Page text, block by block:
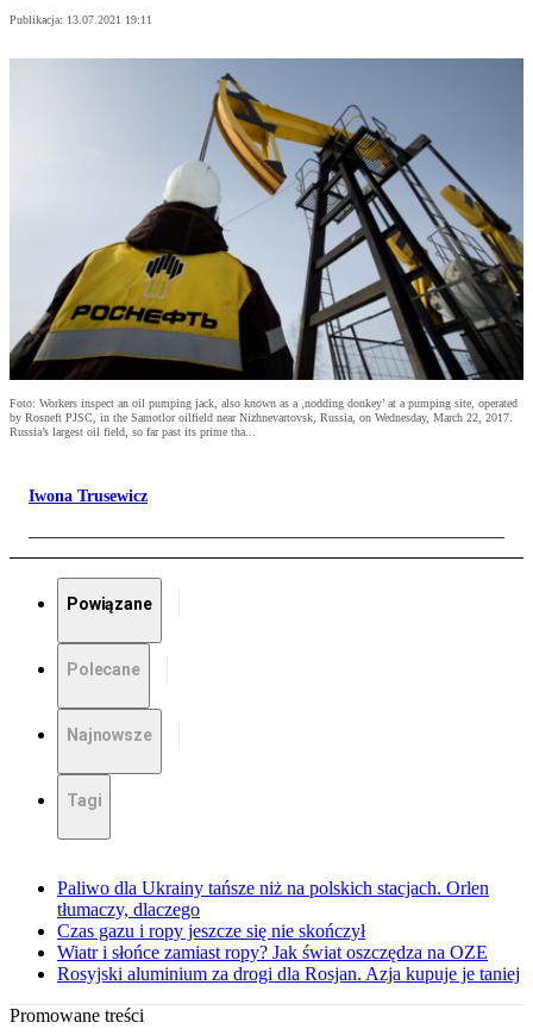
Publikacja: 13.07.2021 19:11
Foto: Workers inspect an oil pumping jack, also known as a ‚nodding donkey’ at a pumping site, operated
by Rosneft PJSC, in the Samotlor oilfield near Nizhnevartovsk, Russia, on Wednesday, March 22, 2017.
Russia’s largest oil field, so far past its prime tha...
Iwona Trusewicz
Powiązane
Polecane
Najnowsze
Tagi
Paliwo dla Ukrainy tańsze niż na polskich stacjach. Orlen
tłumaczy, dlaczego
Czas gazu i ropy jeszcze się nie skończył
Wiatr i słońce zamiast ropy? Jak świat oszczędza na OZE
Rosyjski aluminium za drogi dla Rosjan. Azja kupuje je taniej
Promowane treści